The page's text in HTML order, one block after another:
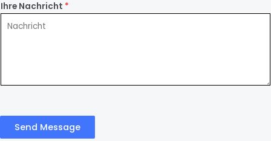
Ihre Nachricht *
Send Message